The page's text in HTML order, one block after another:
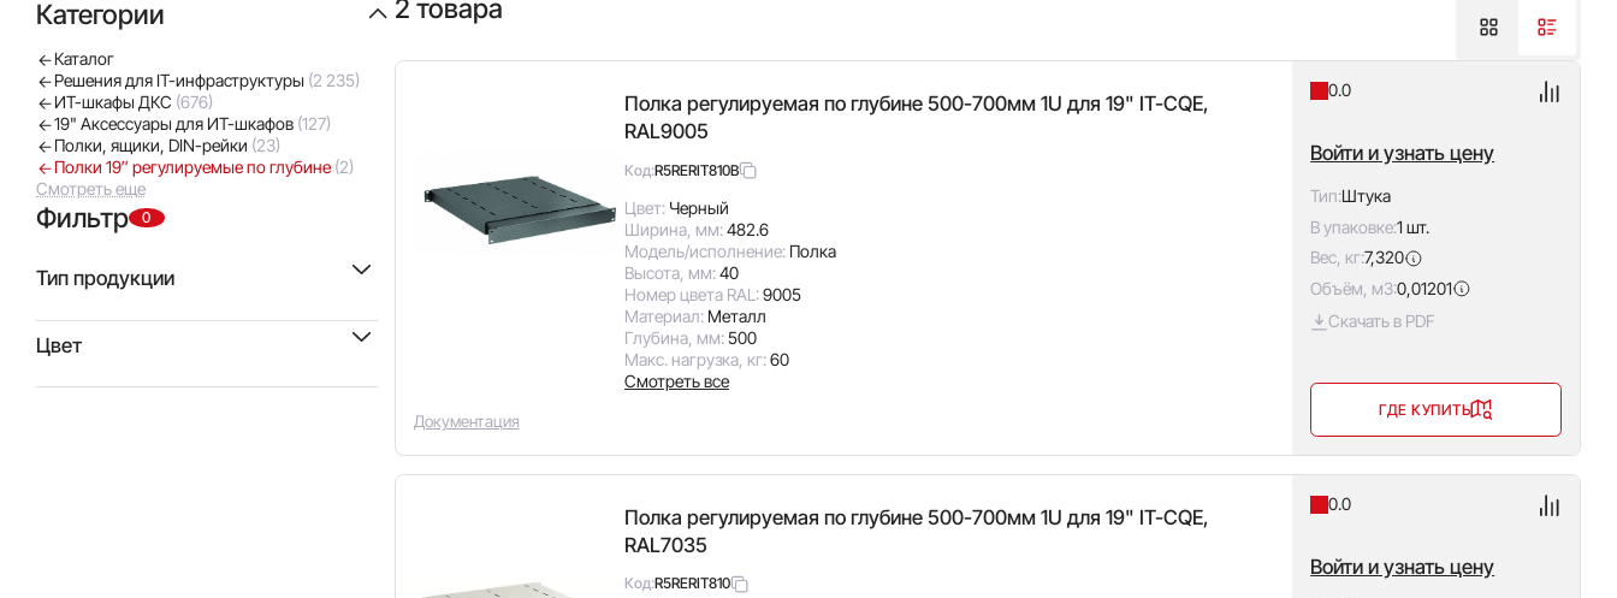
Категории
Каталог
Решения для IT-инфраструктуры (2 235)
ИТ-шкафы ДКС (676)
19" Аксессуары для ИТ-шкафов (127)
Полки, ящики, DIN-рейки (23)
Полки 19″ регулируемые по глубине (2)
Смотреть еще
Фильтр 0
Тип продукции
Полка выдвижная, регулируемая по
глубине
Цвет
Серый RAL 7035(1)
2 товара
Полка регулируемая по глубине 500-700мм 1U для 19" IT-CQE,
RAL9005
Код:R5RERIT810B
Цвет: Черный
Ширина, мм:482.6
Модель/исполнение: Полка
Высота, мм:40
Номер цвета RAL:9005
Материал: Металл
Глубина, мм:500
Макс. нагрузка, кг:60
Смотреть все
Документация
0.0
Войти и узнать цену
Тип:Штука
В упаковке:1 шт.
Вес, кг:7,320
Объём, м3:0,01201
Скачать в PDF
ГДЕ КУПИТЬ
Полка регулируемая по глубине 500-700мм 1U для 19" IT-CQE,
RAL7035
Код:R5RERIT810
0.0
Войти и узнать цену